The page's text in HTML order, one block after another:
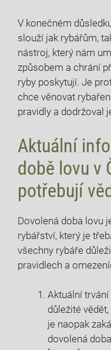
V konečném
slouží jak rybářům,​
nástroj,⁤ který nám‌
způsobem a chrání‌
ryby poskytují.⁤ Je
chce⁣ věnovat
pravidly a​ dodržoval
Aktuální
době‌ lovu ‌v
potřebují
Dovolená ⁢doba lovu
rybářství, který je‌
všechny rybáře
pravidlech ​a
Aktuální
důležité⁣
je ‍naopak
dovolená